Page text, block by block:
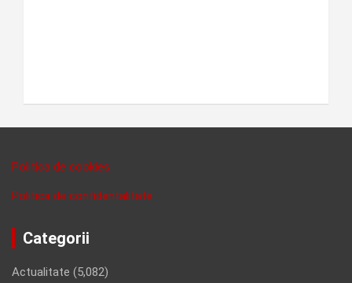
Politica de cookies
Politica de confidentalitate
Categorii
Actualitate (5,082)